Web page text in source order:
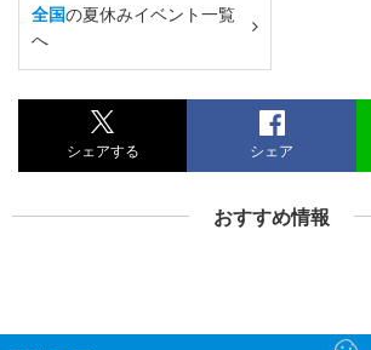
全国の夏休みイベント一覧
へ
シェアする シェア
おすすめ情報